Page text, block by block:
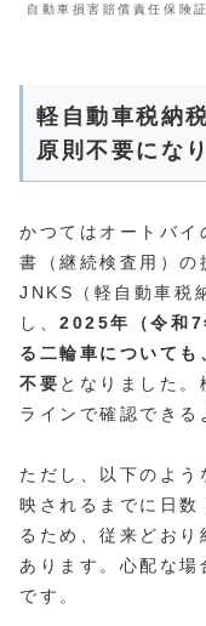
自動車損害賠償責任保険
軽自動車税納
原則不要にな
かつてはオートバイ
書（継続検査用）の
JNKS（軽自動車税
し、2025年（令和7
る二輪車についても
不要 となりました
ラインで確認できる
ただし、以下のよ
映されるまでに日
るため、従来どお
あります。心配な
です。